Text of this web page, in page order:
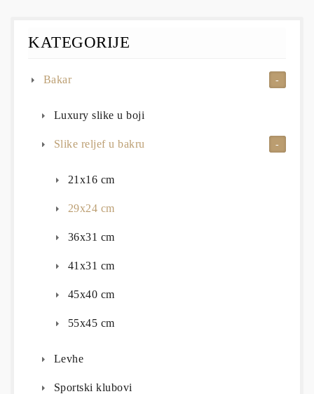
KATEGORIJE
Bakar
Luxury slike u boji
Slike reljef u bakru
21x16 cm
29x24 cm
36x31 cm
41x31 cm
45x40 cm
55x45 cm
Levhe
Sportski klubovi